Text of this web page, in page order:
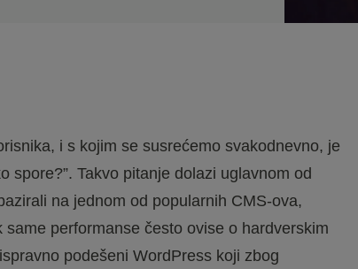
i s kojim se susrećemo svakodnevno, je
spore?”. Takvo pitanje dolazi uglavnom od
na jednom od popularnih CMS-ova,
same performanse često ovise o hardverskim
podešeni WordPress koji zbog